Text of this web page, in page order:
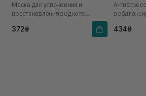
Маска для успокоения и
восстановления водного
372₴ 434₴